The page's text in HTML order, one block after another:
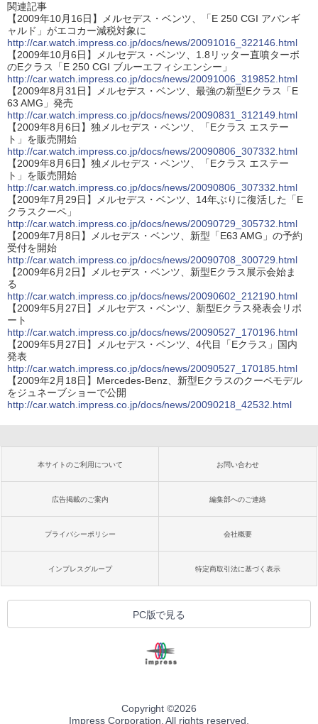
関連記事
【2009年10月16日】メルセデス・ベンツ、「E 250 CGI アバンギ
ャルド」がエコカー減税対象に
http://car.watch.impress.co.jp/docs/news/20091016_322146.html
【2009年10月6日】メルセデス・ベンツ、1.8リッター直噴ターボ
のEクラス「E 250 CGI ブルーエフィシエンシー」
http://car.watch.impress.co.jp/docs/news/20091006_319852.html
【2009年8月31日】メルセデス・ベンツ、最強の新型Eクラス「E
63 AMG」発売
http://car.watch.impress.co.jp/docs/news/20090831_312149.html
【2009年8月6日】独メルセデス・ベンツ、「Eクラス エステー
ト」を販売開始
http://car.watch.impress.co.jp/docs/news/20090806_307332.html
【2009年8月6日】独メルセデス・ベンツ、「Eクラス エステー
ト」を販売開始
http://car.watch.impress.co.jp/docs/news/20090806_307332.html
【2009年7月29日】メルセデス・ベンツ、14年ぶりに復活した「E
クラスクーペ」
http://car.watch.impress.co.jp/docs/news/20090729_305732.html
【2009年7月8日】メルセデス・ベンツ、新型「E63 AMG」の予約
受付を開始
http://car.watch.impress.co.jp/docs/news/20090708_300729.html
【2009年6月2日】メルセデス・ベンツ、新型Eクラス展示会始ま
る
http://car.watch.impress.co.jp/docs/news/20090602_212190.html
【2009年5月27日】メルセデス・ベンツ、新型Eクラス発表会リポ
ート
http://car.watch.impress.co.jp/docs/news/20090527_170196.html
【2009年5月27日】メルセデス・ベンツ、4代目「Eクラス」国内
発表
http://car.watch.impress.co.jp/docs/news/20090527_170185.html
【2009年2月18日】Mercedes-Benz、新型Eクラスのクーペモデル
をジュネーブショーで公開
http://car.watch.impress.co.jp/docs/news/20090218_42532.html
本サイトのご利用について お問い合わせ
広告掲載のご案内 編集部へのご連絡
プライバシーポリシー 会社概要
インプレスグループ 特定商取引法に基づく表示
PC版で見る
Copyright ©2026
Impress Corporation. All rights reserved.